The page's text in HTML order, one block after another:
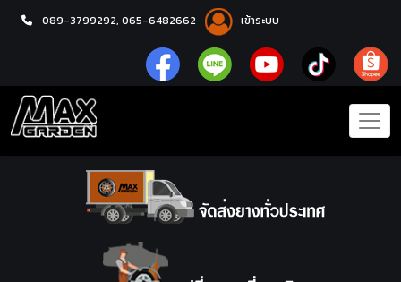
089-3799292, 065-6482662 เข้าระบบ
หน้าแรก